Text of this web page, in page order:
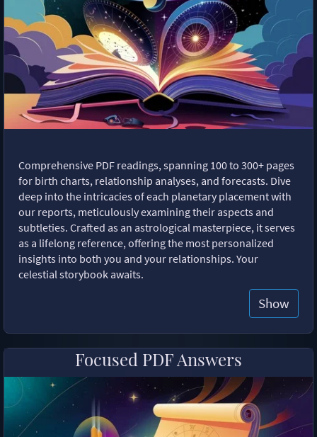
Comprehensive PDF readings, spanning 100 to 300+ pages
for birth charts, relationship analyses, and forecasts. Dive
deep into the intricacies of each planetary placement with
our reports, meticulously examining their aspects and
subtleties. Crafted as an astrological masterpiece, it serves
as a lifelong reference, offering the most personalized
insights into both you and your relationships. Your
celestial storybook awaits.
Show
Focused PDF Answers